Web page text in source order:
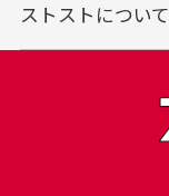
ストストについて